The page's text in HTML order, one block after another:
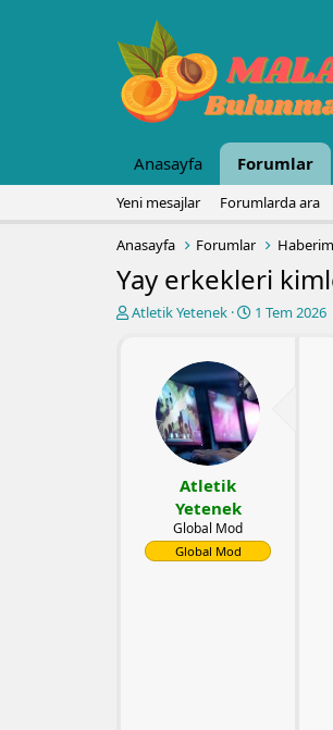
Anasayfa Forumlar
Yeni mesajlar Forumlarda ara
Anasayfa Forumlar
Yay erkekleri
K
Atletik Yetenek
B
a
n
g
i
h
1 Tem 2026
Atletik
Yetenek
Global Mod
Global Mod